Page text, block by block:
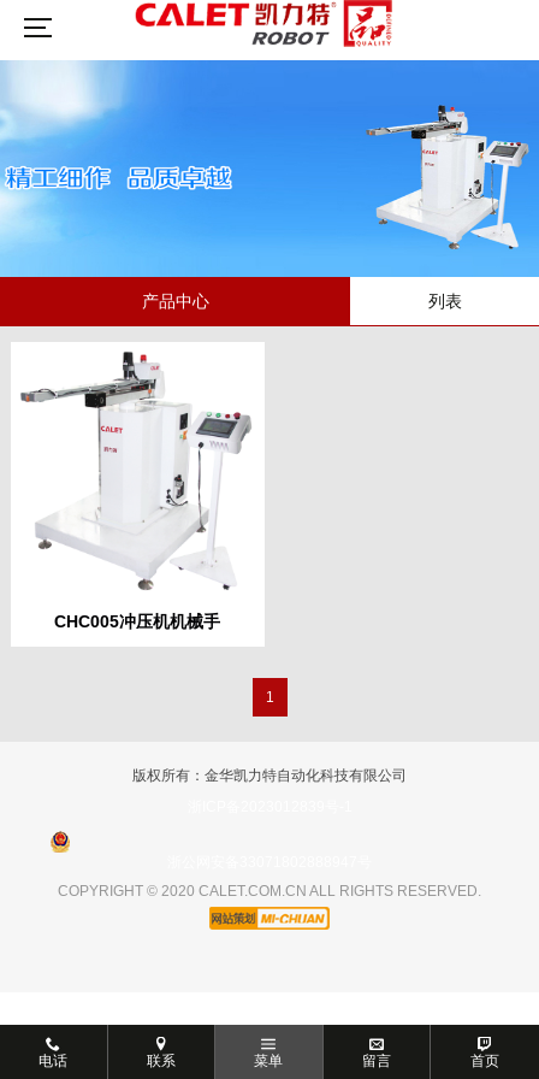
电话 联系 菜单 留言 首页
产品中心 列表
CHC005冲压机机械手
1
版权所有：金华凯力特自动化科技有限公司
COPYRIGHT © 2020 CALET.COM.CN ALL RIGHTS RESERVED.